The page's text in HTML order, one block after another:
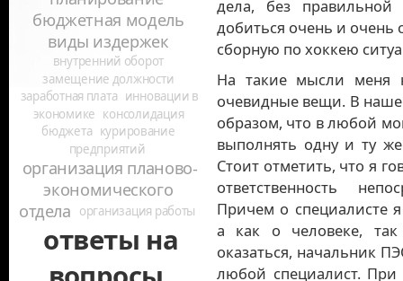
дела, без правильной
добиться очень и очень
сборную по хоккею
На такие мысли меня
очевидные вещи. В
образом, что в любой
выполнять одну и ту
Стоит отметить, что я
ответственность
Причем о специалисте
а как о человеке,
оказаться, начальник
любой специалист. При
бюджетная модель
виды издержек
внутренний оборот
замещение должности
заработная плата инновации в
экономике консолидация
бюджета курирование
предприятий
организация планово-
экономического
отдела
организация работы
ответы на